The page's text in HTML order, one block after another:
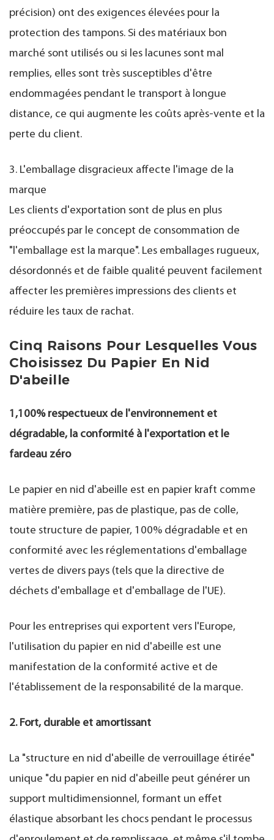
précision) ont des exigences élevées pour la
protection des tampons. Si des matériaux bon
marché sont utilisés ou si les lacunes sont mal
remplies, elles sont très susceptibles d'être
endommagées pendant le transport à longue
distance, ce qui augmente les coûts après-vente et la
perte du client.
3. L'emballage disgracieux affecte l'image de la
marque
Les clients d'exportation sont de plus en plus
préoccupés par le concept de consommation de
"l'emballage est la marque". Les emballages rugueux,
désordonnés et de faible qualité peuvent facilement
affecter les premières impressions des clients et
réduire les taux de rachat.
Cinq Raisons Pour Lesquelles Vous
Choisissez Du Papier En Nid
D'abeille
1,100% respectueux de l'environnement et
dégradable, la conformité à l'exportation et le
fardeau zéro
Le papier en nid d'abeille est en papier kraft comme
matière première, pas de plastique, pas de colle,
toute structure de papier, 100% dégradable et en
conformité avec les réglementations d'emballage
vertes de divers pays (tels que la directive de
déchets d'emballage et d'emballage de l'UE).
Pour les entreprises qui exportent vers l'Europe,
l'utilisation du papier en nid d'abeille est une
manifestation de la conformité active et de
l'établissement de la responsabilité de la marque.
2. Fort, durable et amortissant
La "structure en nid d'abeille de verrouillage étirée"
unique "du papier en nid d'abeille peut générer un
support multidimensionnel, formant un effet
élastique absorbant les chocs pendant le processus